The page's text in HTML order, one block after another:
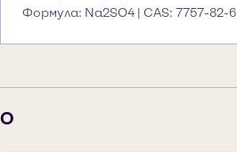
Формула: Na2SO4 | CAS: 7757-82-6
O